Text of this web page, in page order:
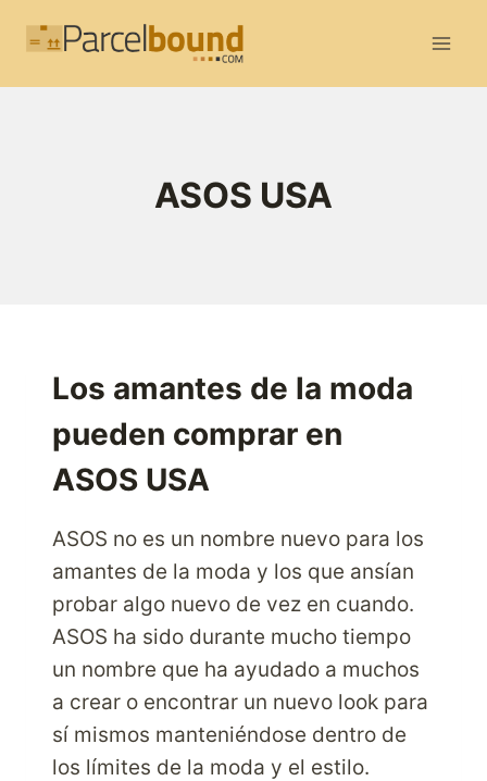
ASOS USA
Los amantes de la moda
pueden comprar en
ASOS USA
ASOS no es un nombre nuevo para los
amantes de la moda y los que ansían
probar algo nuevo de vez en cuando.
ASOS ha sido durante mucho tiempo
un nombre que ha ayudado a muchos
a crear o encontrar un nuevo look para
sí mismos manteniéndose dentro de
los límites de la moda y el estilo.